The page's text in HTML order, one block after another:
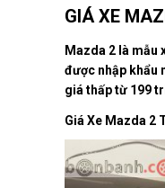
GIÁ XE
Mazda 2 là mẫu
được nhập khẩu
giá thấp từ 199
Giá Xe Mazda 2